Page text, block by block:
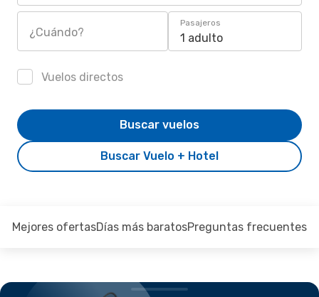
¿Cuándo?
Pasajeros
1 adulto
Vuelos directos
Buscar Vuelo + Hotel
Buscar vuelos
Mejores ofertasDías más baratosPreguntas frecuentes